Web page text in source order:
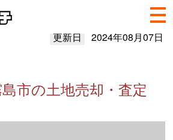
更新日 2024年08月07日
市の土地売却・査定
土地売却情報（2023年1～